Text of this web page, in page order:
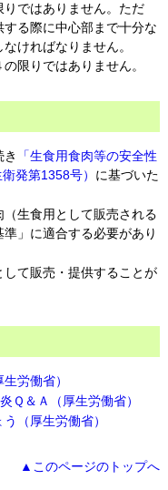
ではありません。ただ
る際に中心部まで十分な
ければなりません。
限りではありません。
「生食用食肉等の安全性
発第1358号） に基づいた
生食用として販売される
」に適合する必要があり
て販売・提供することが
労働省）
Ｑ＆Ａ（厚生労働省）
（厚生労働省）
▲このページのトップへ